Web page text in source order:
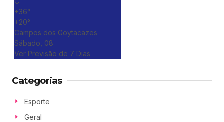
+36°
+20°
Campos dos Goytacazes
Sábado, 08
Ver Previsão de 7 Dias
Categorias
Esporte
Geral